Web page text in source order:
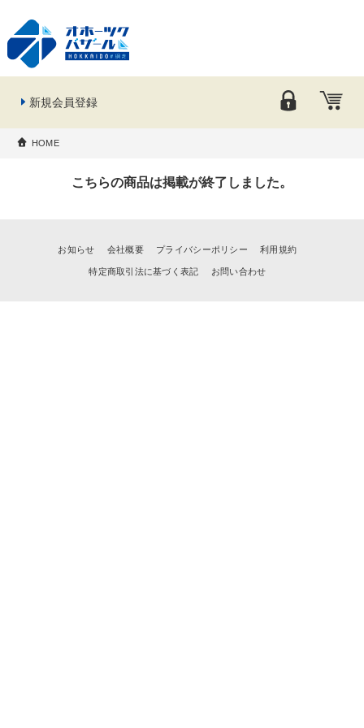
新規会員登録
HOME
こちらの商品は掲載が終了しました。
お知らせ 会社概要 プライバシーポリシー 利用規約
特定商取引法に基づく表記 お問い合わせ